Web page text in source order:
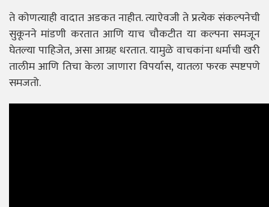
ते कोणत्याही वादात अडकत नाहीत. त्याऐवजी ते प्रत्येक संकल्पनेची
सुकूनने मांडणी करतात आणि याच चौकटीत या कल्पना समजून
घेतल्या पाहिजेत, असा आग्रह धरतात. यामुळे वाचकांना धर्माची खरी
तालीम आणि तिचा केला जाणारा विपर्यास, यातला फरक स्पष्टपणे
समजतो.